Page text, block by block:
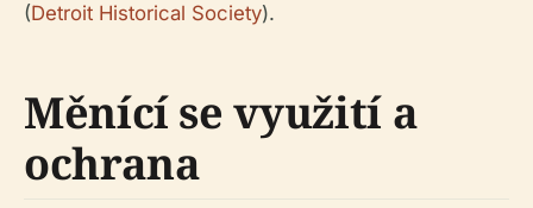
(Detroit Historical Society).
Měnící se využití a
ochrana